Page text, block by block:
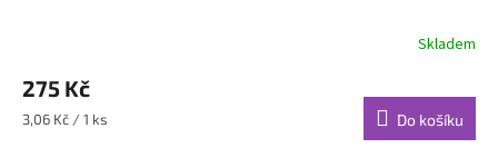
Skladem
275 Kč
Měrná
3,06 Kč / 1 ks Do košíku